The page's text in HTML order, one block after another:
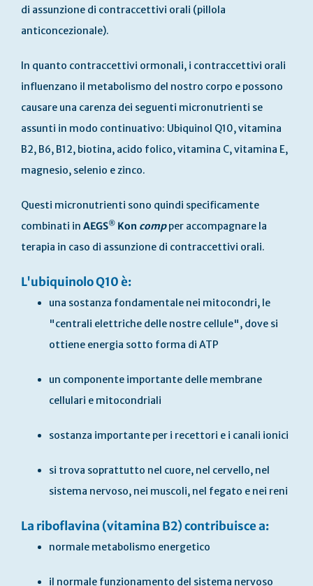
di assunzione di contraccettivi orali (pillola
anticoncezionale).
In quanto contraccettivi ormonali, i contraccettivi orali
influenzano il metabolismo del nostro corpo e possono
causare una carenza dei seguenti micronutrienti se
assunti in modo continuativo: Ubiquinol Q10, vitamina
B2, B6, B12, biotina, acido folico, vitamina C, vitamina E,
magnesio, selenio e zinco.
Questi micronutrienti sono quindi specificamente
combinati in AEGS® Kon compper accompagnare la
terapia in caso di assunzione di contraccettivi orali.
L'ubiquinolo Q10 è:
una sostanza fondamentale nei mitocondri, le
"centrali elettriche delle nostre cellule", dove si
ottiene energia sotto forma di ATP
un componente importante delle membrane
cellulari e mitocondriali
sostanza importante per i recettori e i canali ionici
si trova soprattutto nel cuore, nel cervello, nel
sistema nervoso, nei muscoli, nel fegato e nei reni
La riboflavina (vitamina B2) contribuisce a:
normale metabolismo energetico
il normale funzionamento del sistema nervoso